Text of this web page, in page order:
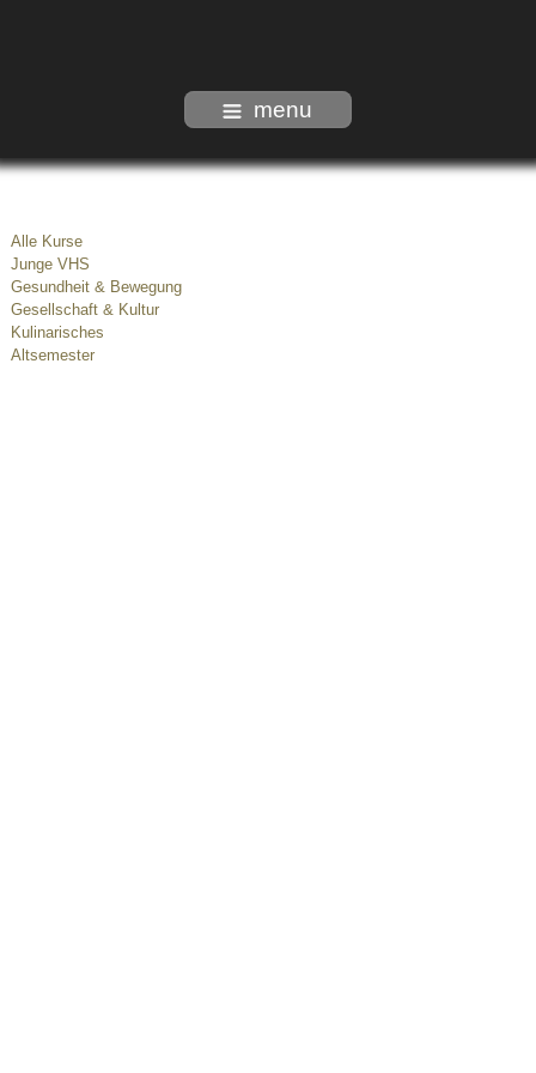
menu
Alle Kurse
Junge VHS
Gesundheit & Bewegung
Gesellschaft & Kultur
Kulinarisches
Altsemester